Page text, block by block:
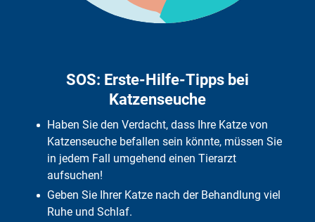
SOS: Erste-Hilfe-Tipps bei
Katzenseuche
Haben Sie den Verdacht, dass Ihre Katze von
Katzenseuche befallen sein könnte, müssen Sie
in jedem Fall umgehend einen Tierarzt
aufsuchen!
Geben Sie Ihrer Katze nach der Behandlung viel
Ruhe und Schlaf.